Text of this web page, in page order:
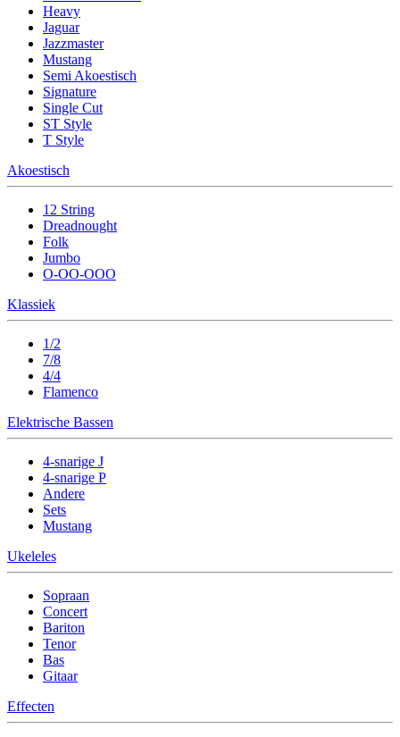
Heavy
Jaguar
Jazzmaster
Mustang
Semi Akoestisch
Signature
Single Cut
ST Style
T Style
Akoestisch
12 String
Dreadnought
Folk
Jumbo
O-OO-OOO
Klassiek
1/2
7/8
4/4
Flamenco
Elektrische Bassen
4-snarige J
4-snarige P
Andere
Sets
Mustang
Ukeleles
Sopraan
Concert
Bariton
Tenor
Bas
Gitaar
Effecten